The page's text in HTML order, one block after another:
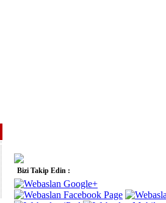
Bizi Takip Edin :